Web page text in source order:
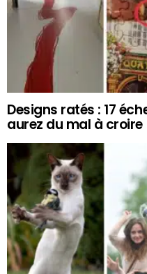
Designs ratés : 17
aurez du mal à croire